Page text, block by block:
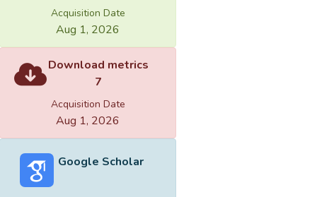
Acquisition Date
Aug 1, 2026
Download metrics
7
Acquisition Date
Aug 1, 2026
Google Scholar